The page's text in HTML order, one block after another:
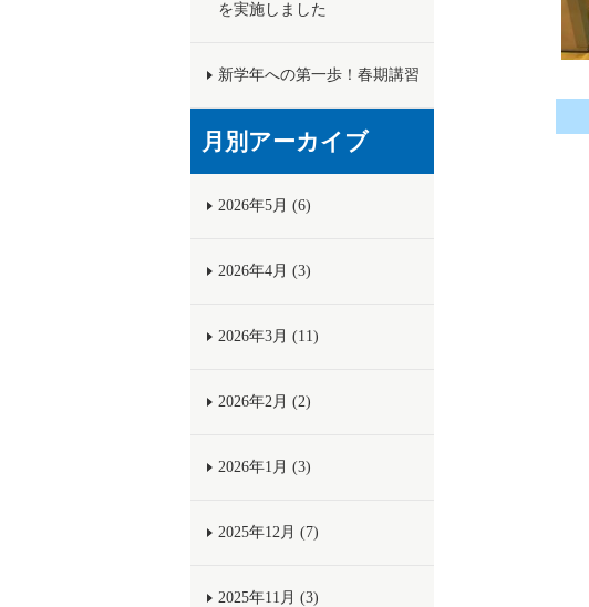
を実施しました
新学年への第一歩！春期講習
月別アーカイブ
2026年5月 (6)
2026年4月 (3)
2026年3月 (11)
2026年2月 (2)
2026年1月 (3)
2025年12月 (7)
2025年11月 (3)